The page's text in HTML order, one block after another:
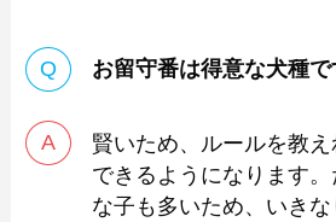
お留守番は得意な犬種で
賢いため、ルールを教
できるようになります
な子も多いため、いき